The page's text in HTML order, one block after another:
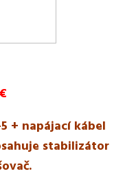
+ napájací kábel
stabilizátor